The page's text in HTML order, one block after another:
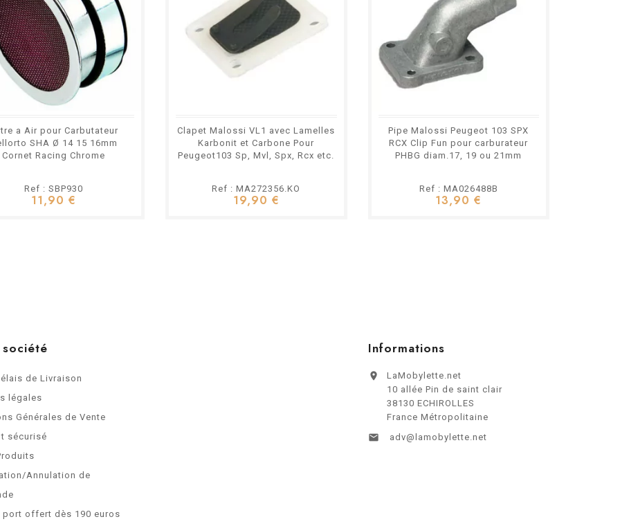
a Air pour Carbutateur
SHA Ø 14 15 16mm
Cornet Racing Chrome
Ref : SBP930
11,90 €
Clapet Malossi VL1 avec Lamelles
Karbonit et Carbone Pour
Peugeot103 Sp, Mvl, Spx, Rcx etc.
Ref : MA272356.KO
19,90 €
Pipe Malossi Peugeot 103 SPX
RCX Clip Fun pour carburateur
PHBG diam.17, 19 ou 21mm
Ref : MA026488B
13,90 €
de Livraison
légales
Générales de Vente
sécurisé
Annulation de
port offert dès 190 euros
Informations

LaMobylette.net
10 allée Pin de saint clair
38130 ECHIROLLES
France Métropolitaine
 adv@lamobylette.net